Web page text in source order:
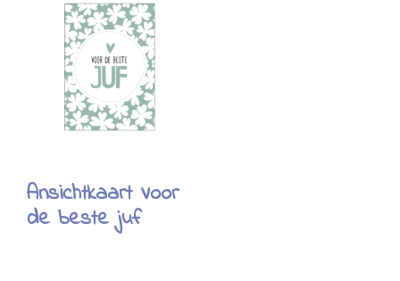
Ansichtkaart Voor
de beste juf